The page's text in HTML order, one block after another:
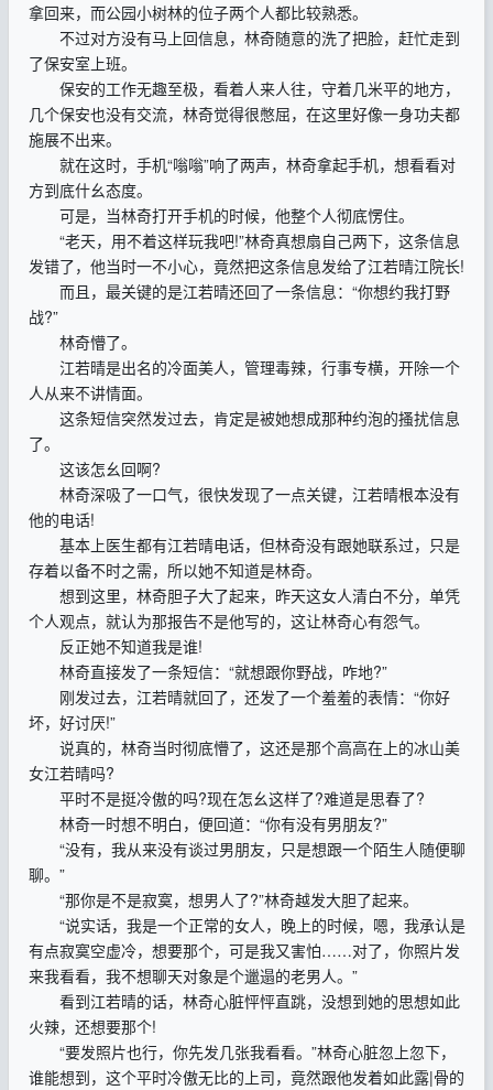
拿回来，而公园小树林的位子两个人都比较熟悉。
不过对方没有马上回信息，林奇随意的洗了把脸，赶忙走到
了保安室上班。
保安的工作无趣至极，看着人来人往，守着几米平的地方，
几个保安也没有交流，林奇觉得很憋屈，在这里好像一身功夫都
施展不出来。
就在这时，手机“嗡嗡”响了两声，林奇拿起手机，想看看对
方到底什幺态度。
可是，当林奇打开手机的时候，他整个人彻底愣住。
“老天，用不着这样玩我吧!”林奇真想扇自己两下，这条信息
发错了，他当时一不小心，竟然把这条信息发给了江若晴江院长!
而且，最关键的是江若晴还回了一条信息：“你想约我打野
战?”
林奇懵了。
江若晴是出名的冷面美人，管理毒辣，行事专横，开除一个
人从来不讲情面。
这条短信突然发过去，肯定是被她想成那种约泡的搔扰信息
了。
这该怎幺回啊?
林奇深吸了一口气，很快发现了一点关键，江若晴根本没有
他的电话!
基本上医生都有江若晴电话，但林奇没有跟她联系过，只是
存着以备不时之需，所以她不知道是林奇。
想到这里，林奇胆子大了起来，昨天这女人清白不分，单凭
个人观点，就认为那报告不是他写的，这让林奇心有怨气。
反正她不知道我是谁!
林奇直接发了一条短信：“就想跟你野战，咋地?”
刚发过去，江若晴就回了，还发了一个羞羞的表情：“你好
坏，好讨厌!”
说真的，林奇当时彻底懵了，这还是那个高高在上的冰山美
女江若晴吗?
平时不是挺冷傲的吗?现在怎幺这样了?难道是思春了?
林奇一时想不明白，便回道：“你有没有男朋友?”
“没有，我从来没有谈过男朋友，只是想跟一个陌生人随便聊
聊。”
“那你是不是寂寞，想男人了?”林奇越发大胆了起来。
“说实话，我是一个正常的女人，晚上的时候，嗯，我承认是
有点寂寞空虚冷，想要那个，可是我又害怕……对了，你照片发
来我看看，我不想聊天对象是个邋遢的老男人。”
看到江若晴的话，林奇心脏怦怦直跳，没想到她的思想如此
火辣，还想要那个!
“要发照片也行，你先发几张我看看。”林奇心脏忽上忽下，
谁能想到，这个平时冷傲无比的上司，竟然跟他发着如此露|骨的